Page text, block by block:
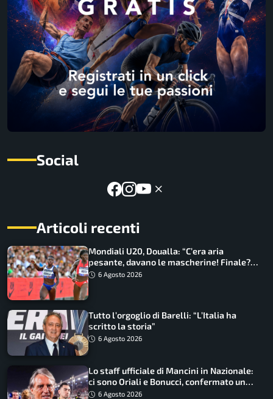
Social
Articoli recenti
Mondiali U20, Doualla: “C’era aria
pesante, davano le mascherine! Finale?
Non ho nulla da perdere”
6 Agosto 2026
Tutto l’orgoglio di Barelli: “L’Italia ha
scritto la storia”
6 Agosto 2026
Lo staff ufficiale di Mancini in Nazionale:
ci sono Oriali e Bonucci, confermato un
ritorno
6 Agosto 2026